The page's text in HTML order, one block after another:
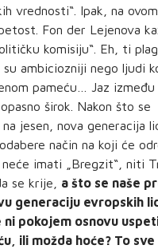
vrednosti“. Ipak, na
Fon der Lejenova
komisiju“. Eh, ti
ambiciozniji nego ljudi
pameću… Jaz
širok. Nakon što se
jesen, nova generacija
način na koji će
imati „Bregzit“, niti
se krije, a što se naše
generaciju evropskih
pokojem osnovu
ili možda hoće? To sve